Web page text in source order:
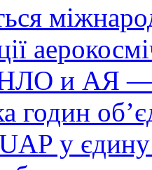
НЛО и АЯ —
годин
UAP у